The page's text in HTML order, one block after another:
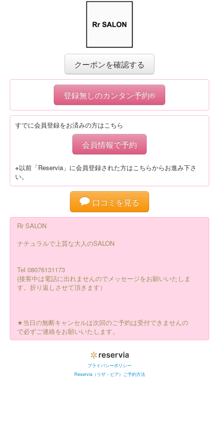
クーポンを確認する
登録無しのカンタン予約®
すでに会員登録をお済みの方はこちら
会員情報で予約
※以前「Reservia」に会員登録された方はこちらからお進み下さ
い。
口コミを見る
Rr SALON
ナチュラルで上質な大人のSALON
Tel 08076131173
(接客中は電話に出れませんのでメッセージをお願いいたしま
す。折り返しさせて頂きます）
★当日の無断キャンセルは次回のご予約は受付できませんの
で必ずご連絡をお願いいたします。
プライバシーポリシー
Reservia（リザ－ビア）ご予約方法